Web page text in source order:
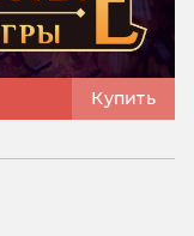
Купить